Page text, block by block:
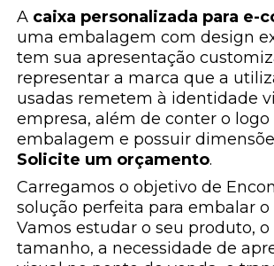
A caixa personalizada para e-
uma embalagem com design
tem sua apresentação
representar a marca que a
usadas remetem à identidade
empresa, além de conter o logo
embalagem e possuir
Solicite um orçamento.
Carregamos o objetivo de
solução perfeita para embalar
Vamos estudar o seu produto, o
tamanho, a necessidade de